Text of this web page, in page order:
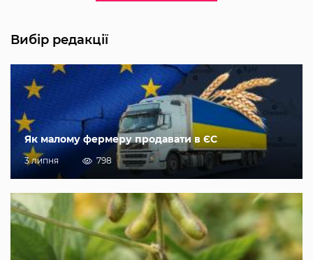
Вибір редакції
Як малому фермеру продавати в ЄС
3 липня 798